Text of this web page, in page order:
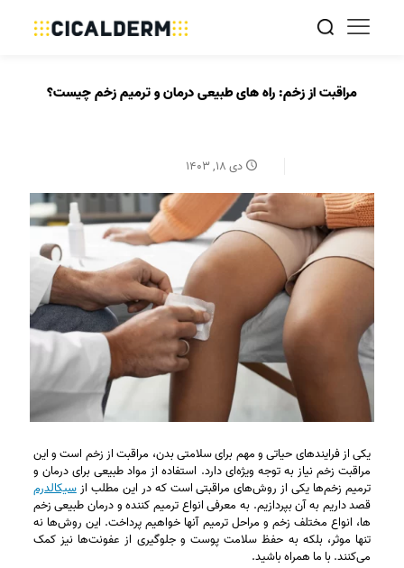
مراقبت از زخم: راه های طبیعی درمان و ترمیم زخم چیست؟
دی ۱۸, ۱۴۰۳
یکی از فرایندهای حیاتی و مهم برای سلامتی بدن، مراقبت از زخم است و این
مراقبت زخم نیاز به توجه ویژه‌ای دارد. استفاده از مواد طبیعی برای درمان و
ترمیم زخم‌‌ها یکی از روش‌های مراقبتی است که در این مطلب ازسیکالدرم
قصد داریم به آن بپردازیم. به معرفی انواع ترمیم کننده و درمان طبیعی زخم
ها، انواع مختلف زخم‌ و مراحل ترمیم آنها خواهیم پرداخت. این روش‌ها نه
تنها موثر، بلکه به حفظ سلامت پوست و جلوگیری از عفونت‌ها نیز کمک
می‌کنند. با ما همراه باشید.